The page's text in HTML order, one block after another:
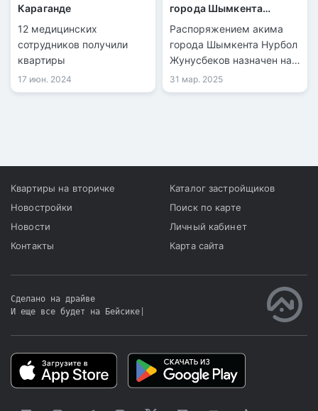
Караганде
12 медицинских
сотрудников получили
квартиры
17 июн. 2024
города Шымкента
назначен новый глава
Распоряжением акима
города Шымкента Нурбол
Жунусбеков назначен на
должность руководителя
управления жилья.
31 мар. 2025
Квартиры на вторичке
Новостройки
Новости
Контакты
Каталог застройщиков
Поиск по карте
Личный кабинет
Карта сайта
Сделано на драйве
И еще все будет на Бейсике